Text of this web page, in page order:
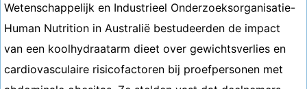
Wetenschappelijk en Industrieel Onderzoeksorganisatie-
Human Nutrition in Australië bestudeerden de impact
van een koolhydraatarm dieet over gewichtsverlies en
cardiovasculaire risicofactoren bij proefpersonen met